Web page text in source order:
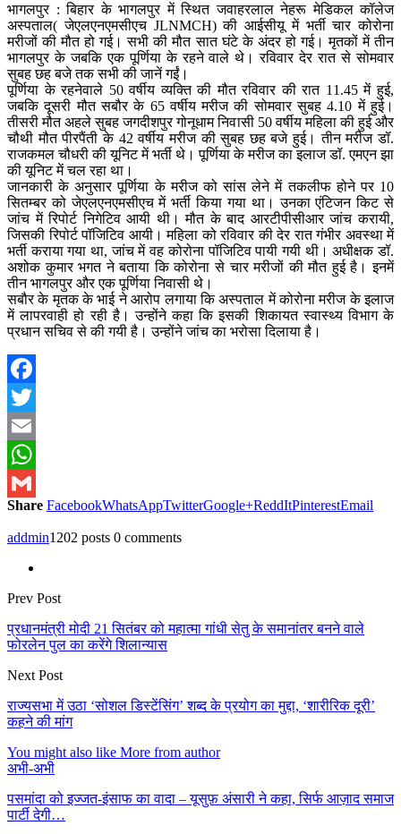
भागलपुर : बिहार के भागलपुर में स्थित जवाहरलाल नेहरू मेडिकल कॉलेज
अस्पताल( जेएलएनएमसीएच JLNMCH) की आईसीयू में भर्ती चार कोरोना
मरीजों की मौत हो गई। सभी की मौत सात घंटे के अंदर हो गई। मृतकों में तीन
भागलपुर के जबकि एक पूर्णिया के रहने वाले थे। रविवार देर रात से सोमवार
सुबह छह बजे तक सभी की जानें गईं।
पूर्णिया के रहनेवाले 50 वर्षीय व्यक्ति की मौत रविवार की रात 11.45 में हुई,
जबकि दूसरी मौत सबौर के 65 वर्षीय मरीज की सोमवार सुबह 4.10 में हुई।
तीसरी मौत अहले सुबह जगदीशपुर गोनूधाम निवासी 50 वर्षीय महिला की हुई और
चौथी मौत पीरपैंती के 42 वर्षीय मरीज की सुबह छह बजे हुई। तीन मरीज डॉ.
राजकमल चौधरी की यूनिट में भर्ती थे। पूर्णिया के मरीज का इलाज डॉ. एमएन झा
की यूनिट में चल रहा था।
जानकारी के अनुसार पूर्णिया के मरीज को सांस लेने में तकलीफ होने पर 10
सितम्बर को जेएलएनएमसीएच में भर्ती किया गया था। उनका एंटिजन किट से
जांच में रिपोर्ट निगेटिव आयी थी। मौत के बाद आरटीपीसीआर जांच करायी,
जिसकी रिपोर्ट पॉजिटिव आयी। महिला को रविवार की देर रात गंभीर अवस्था में
भर्ती कराया गया था, जांच में वह कोरोना पॉजिटिव पायी गयी थी। अधीक्षक डॉ.
अशोक कुमार भगत ने बताया कि कोरोना से चार मरीजों की मौत हुई है। इनमें
तीन भागलपुर और एक पूर्णिया निवासी थे।
सबौर के मृतक के भाई ने आरोप लगाया कि अस्पताल में कोरोना मरीज के इलाज
में लापरवाही हो रही है। उन्होंने कहा कि इसकी शिकायत स्वास्थ्य विभाग के
प्रधान सचिव से की गयी है। उन्होंने जांच का भरोसा दिलाया है।
Facebook
Twitter
Email
WhatsApp
Gmail
Share FacebookWhatsAppTwitterGoogle+ReddItPinterestEmail
addmin1202 posts 0 comments
Prev Post
प्रधानमंत्री मोदी 21 सितंबर को महात्मा गांधी सेतु के समानांतर बनने वाले
फोरलेन पुल का करेंगे शिलान्यास
Next Post
राज्यसभा में उठा ‘सोशल डिस्टेंसिंग’ शब्द के प्रयोग का मुद्दा, ‘शारीरिक दूरी’
कहने की मांग
You might also like More from author
अभी-अभी
पसमांदा को इज्जत-इंसाफ का वादा – यूसुफ़ अंसारी ने कहा, सिर्फ आज़ाद समाज
पार्टी देगी…